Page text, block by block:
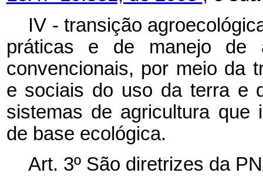
IV - transição
práticas e de manejo de
convencionais, por meio da
e sociais do uso da terra e
sistemas de agricultura que
de base ecológica.
Art. 3º São diretrizes da